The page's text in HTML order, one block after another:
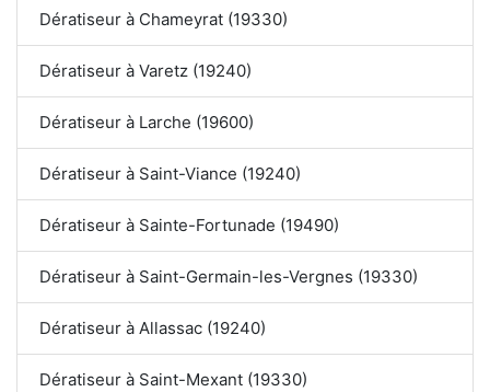
Dératiseur à Chameyrat (19330)
Dératiseur à Varetz (19240)
Dératiseur à Larche (19600)
Dératiseur à Saint-Viance (19240)
Dératiseur à Sainte-Fortunade (19490)
Dératiseur à Saint-Germain-les-Vergnes (19330)
Dératiseur à Allassac (19240)
Dératiseur à Saint-Mexant (19330)